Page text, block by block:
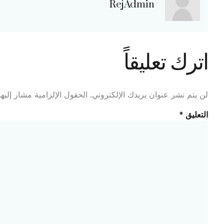
RejAdmin
اترك تعليقاً
لن يتم نشر عنوان بريدك الإلكتروني. الحقول الإلزامية مشار
التعليق *